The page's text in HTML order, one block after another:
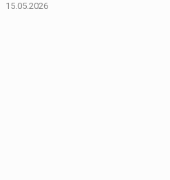
15.05.2026